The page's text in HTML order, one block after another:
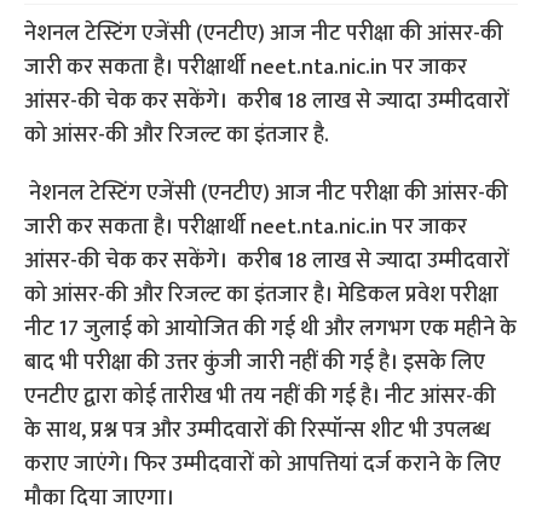
नेशनल टेस्टिंग एजेंसी (एनटीए) आज नीट परीक्षा की आंसर-की
जारी कर सकता है। परीक्षार्थी neet.nta.nic.in पर जाकर
आंसर-की चेक कर सकेंगे। करीब 18 लाख से ज्यादा उम्मीदवारों
को आंसर-की और रिजल्ट का इंतजार है.
नेशनल टेस्टिंग एजेंसी (एनटीए) आज नीट परीक्षा की आंसर-की
जारी कर सकता है। परीक्षार्थी neet.nta.nic.in पर जाकर
आंसर-की चेक कर सकेंगे। करीब 18 लाख से ज्यादा उम्मीदवारों
को आंसर-की और रिजल्ट का इंतजार है। मेडिकल प्रवेश परीक्षा
नीट 17 जुलाई को आयोजित की गई थी और लगभग एक महीने के
बाद भी परीक्षा की उत्तर कुंजी जारी नहीं की गई है। इसके लिए
एनटीए द्वारा कोई तारीख भी तय नहीं की गई है। नीट आंसर-की
के साथ, प्रश्न पत्र और उम्मीदवारों की रिस्पॉन्स शीट भी उपलब्ध
कराए जाएंगे। फिर उम्मीदवारों को आपत्तियां दर्ज कराने के लिए
मौका दिया जाएगा।